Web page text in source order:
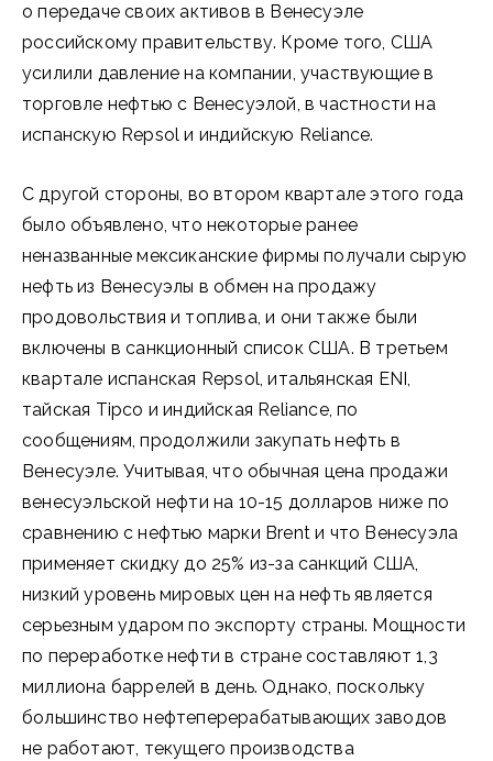
о передаче своих активов в Венесуэле
российскому правительству. Кроме того, США
усилили давление на компании, участвующие в
торговле нефтью с Венесуэлой, в частности на
испанскую Repsol и индийскую Reliance.
С другой стороны, во втором квартале этого года
было объявлено, что некоторые ранее
неназванные мексиканские фирмы получали сырую
нефть из Венесуэлы в обмен на продажу
продовольствия и топлива, и они также были
включены в санкционный список США. В третьем
квартале испанская Repsol, итальянская ENI,
тайская Tipco и индийская Reliance, по
сообщениям, продолжили закупать нефть в
Венесуэле. Учитывая, что обычная цена продажи
венесуэльской нефти на 10-15 долларов ниже по
сравнению с нефтью марки Brent и что Венесуэла
применяет скидку до 25% из-за санкций США,
низкий уровень мировых цен на нефть является
серьезным ударом по экспорту страны. Мощности
по переработке нефти в стране составляют 1,3
миллиона баррелей в день. Однако, поскольку
большинство нефтеперерабатывающих заводов
не работают, текущего производства